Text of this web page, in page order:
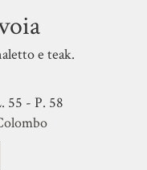
e teak.
55 - P. 58